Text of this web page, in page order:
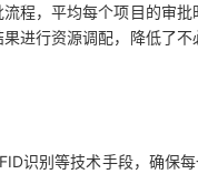
流程，平均每个项目的审
果进行资源调配，降低了不
识别等技术手段，确保